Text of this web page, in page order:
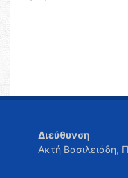
Διεύθυνση
Ακτή Βασιλειάδη,